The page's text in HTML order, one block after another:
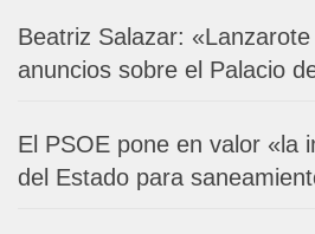
Beatriz Salazar:
anuncios sobre el Palacio
El PSOE pone en valor «la
del Estado para